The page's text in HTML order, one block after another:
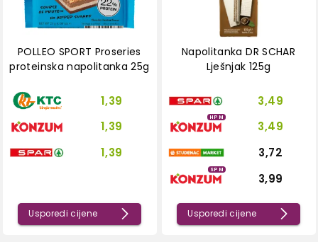
POLLEO SPORT Proseries
proteinska napolitanka 25g
1,39
1,39
1,39
Usporedi cijene
Napolitanka DR SCHAR
Lješnjak 125g
3,49
HPM
3,49
3,72
SPM
3,99
Usporedi cijene